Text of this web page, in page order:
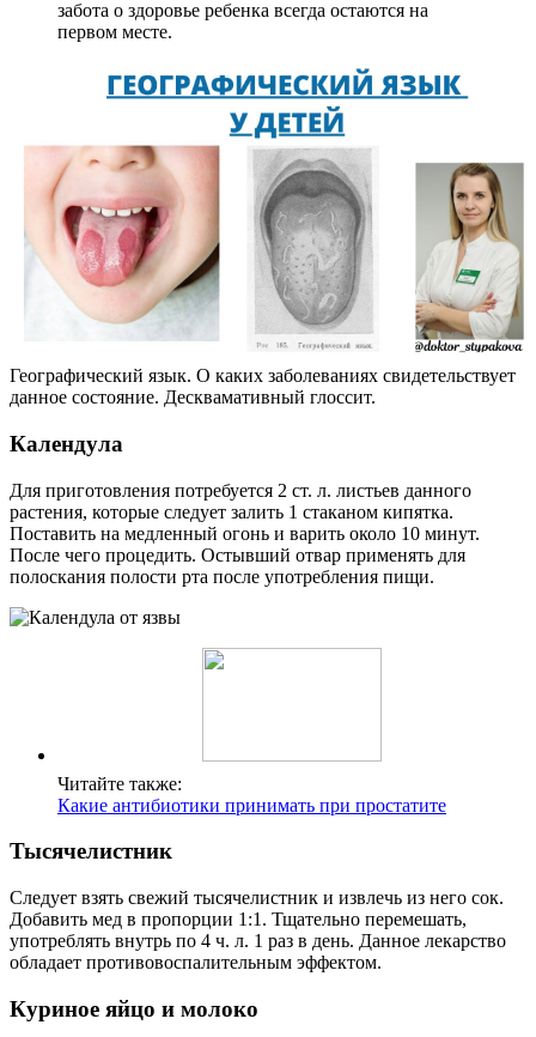
забота о здоровье ребенка всегда остаются на
первом месте.
Географический язык. О каких заболеваниях свидетельствует
данное состояние. Десквамативный глоссит.
Календула
Для приготовления потребуется 2 ст. л. листьев данного
растения, которые следует залить 1 стаканом кипятка.
Поставить на медленный огонь и варить около 10 минут.
После чего процедить. Остывший отвар применять для
полоскания полости рта после употребления пищи.
Читайте также:
Какие антибиотики принимать при простатите
Тысячелистник
Следует взять свежий тысячелистник и извлечь из него сок.
Добавить мед в пропорции 1:1. Тщательно перемешать,
употреблять внутрь по 4 ч. л. 1 раз в день. Данное лекарство
обладает противовоспалительным эффектом.
Куриное яйцо и молоко